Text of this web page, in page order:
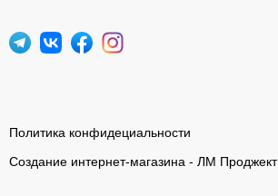
Политика конфидециальности
Создание интернет-магазина - ЛМ Проджект